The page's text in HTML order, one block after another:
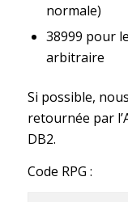
normale)
38999 pour
arbitraire
Si possible,
retournée par
DB2.
Code RPG :